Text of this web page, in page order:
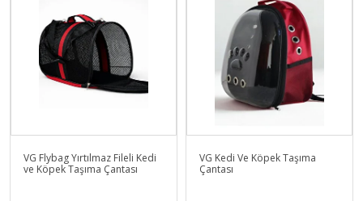
VG Flybag Yırtılmaz Fileli Kedi
ve Köpek Taşıma Çantası
VG Kedi Ve Köpek Taşıma
Çantası